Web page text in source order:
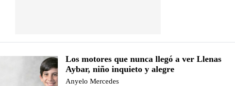
Los motores que nunca llegó a ver Llenas
Aybar, niño inquieto y alegre
Anyelo Mercedes